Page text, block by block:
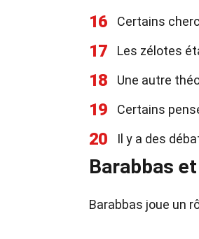
16 Certains
17 Les zélotes
18 Une autre
19 Certains
20 Il y a des
Barabbas
Barabbas joue un